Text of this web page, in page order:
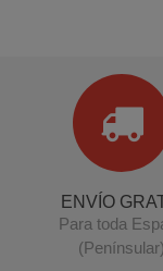
ENVÍO
Para toda
(Penínsular)